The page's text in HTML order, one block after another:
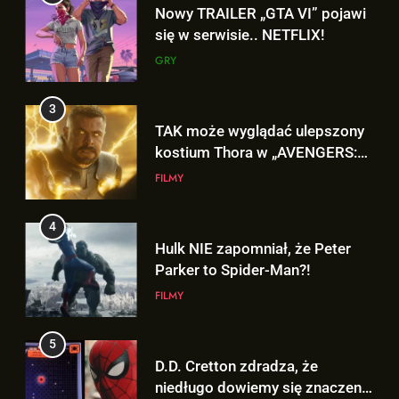
TAK może wyglądać ulepszony
kostium Thora w „AVENGERS:
DOOMSDAY”!
FILMY
4
Hulk NIE zapomniał, że Peter
Parker to Spider-Man?!
FILMY
5
D.D. Cretton zdradza, że
niedługo dowiemy się znaczenia
sceny po napisach „SPIDER-
FILMY
6
Kolejne informacje o roli
Lokiego w „AVENGERS: